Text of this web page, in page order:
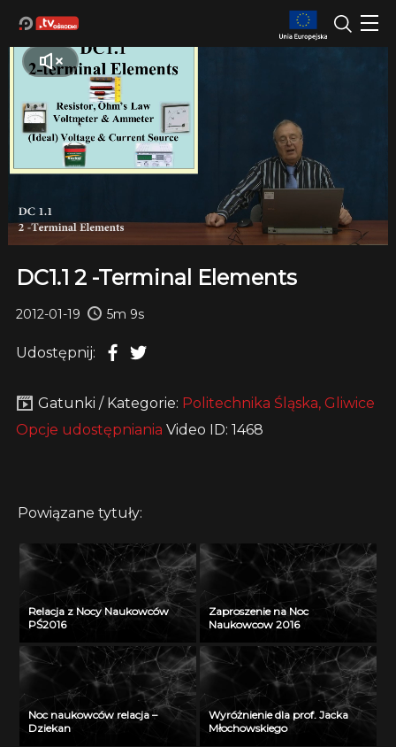
DC1.1 2 -Terminal Elements
2012-01-19 5m 9s
Udostępnij:
Gatunki / Kategorie: Politechnika Śląska, Gliwice
Opcje udostępniania Video ID: 1468
Powiązane tytuły:
Relacja z Nocy Naukowców
PŚ2016
Zaproszenie na Noc
Naukowcow 2016
Noc naukowców relacja –
Dziekan
Wyróżnienie dla prof. Jacka
Młochowskiego